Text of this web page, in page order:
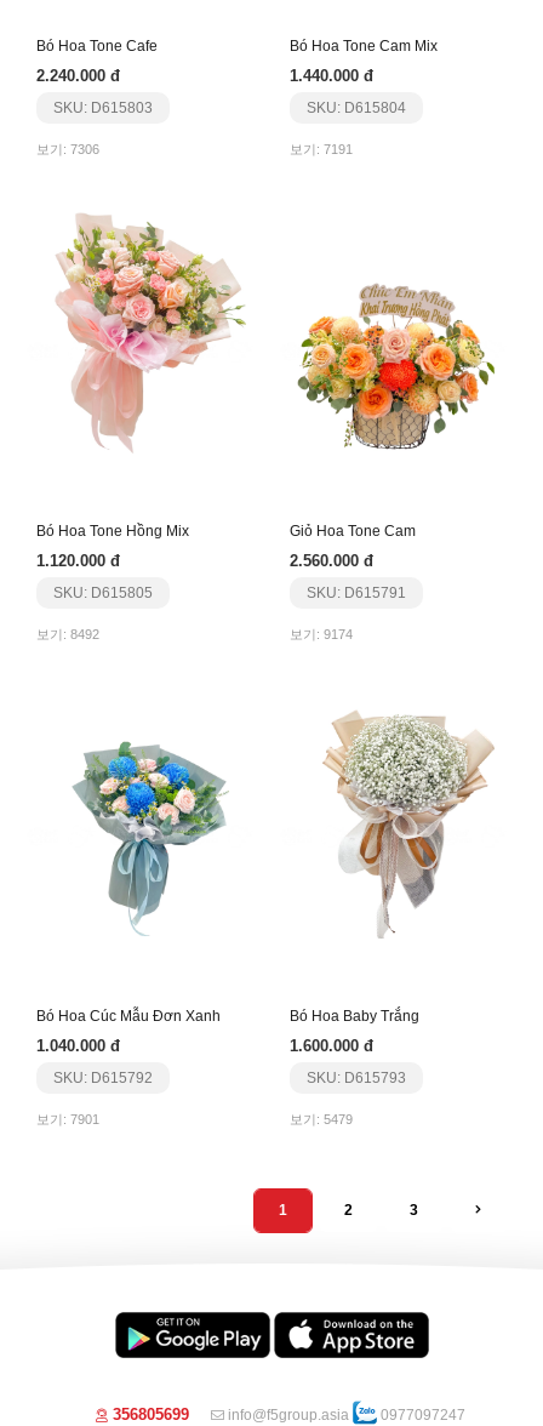
Bó Hoa Tone Cafe
2.240.000 đ
SKU: D615803
보기: 7306
Bó Hoa Tone Cam Mix
1.440.000 đ
SKU: D615804
보기: 7191
Bó Hoa Tone Hồng Mix
1.120.000 đ
SKU: D615805
보기: 8492
Giỏ Hoa Tone Cam
2.560.000 đ
SKU: D615791
보기: 9174
Bó Hoa Cúc Mẫu Đơn Xanh
1.040.000 đ
SKU: D615792
보기: 7901
Bó Hoa Baby Trắng
1.600.000 đ
SKU: D615793
보기: 5479
1 2 3
356805699 info@f5group.asia 0977097247